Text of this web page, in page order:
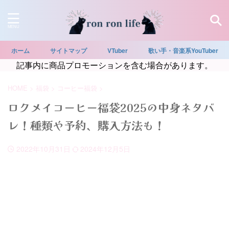
ホーム サイトマップ VTuber 歌い手・音楽系YouTuber
記事内に商品プロモーションを含む場合があります。
HOME > 福袋 > コーヒー福袋 >
ロクメイコーヒー福袋2025の中身ネタバ
レ！種類や予約、購入方法も！
2022年10月31日 2024年12月5日